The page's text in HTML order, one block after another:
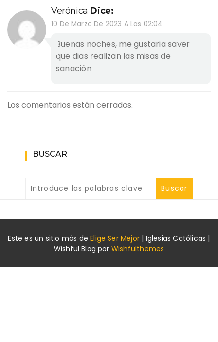
Verónica Dice:
10 De Marzo De 2023 A Las 02:04
Buenas noches, me gustaria saver
que dias realizan las misas de
sanación
Los comentarios están cerrados.
BUSCAR
Este es un sitio más deElige Ser Mejor | Iglesias Católicas |
Wishful Blog por Wishfulthemes